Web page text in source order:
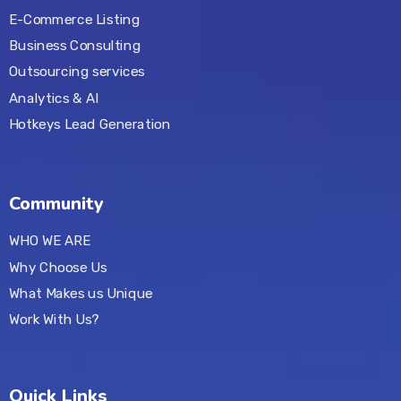
E-Commerce Listing
Business Consulting
Outsourcing services
Analytics & AI
Hotkeys Lead Generation
Community
WHO WE ARE
Why Choose Us
What Makes us Unique
Work With Us?
Quick Links